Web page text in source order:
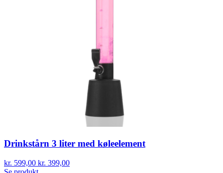
Drinkstårn 3 liter med køleelement
kr. 599,00 kr. 399,00